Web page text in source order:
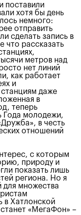
поставили
хотя бы день
немного:
отправить
сделать запись в
что рассказать
метров над
нет линий
как работает
и
даже
в
теперь
Года молодежи,
в честь
отношений
с которым
природу и
показать лишь
региона. Но я
для множества
в Хатлонской
«МегаФон» –